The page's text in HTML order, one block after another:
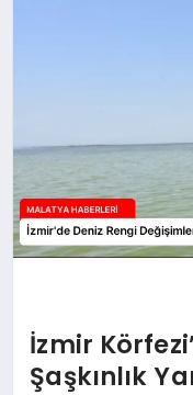
SIYASET
SPOR
İzmir
Şaşkınlık